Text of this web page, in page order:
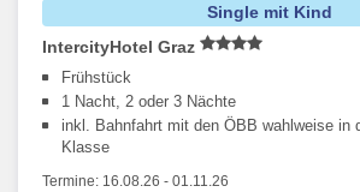
Single mit Kind
IntercityHotel Graz
Frühstück
1 Nacht, 2 oder 3 Nächte
inkl. Bahnfahrt mit den ÖBB wahlweise in
Klasse
Termine: 16.08.26 - 01.11.26